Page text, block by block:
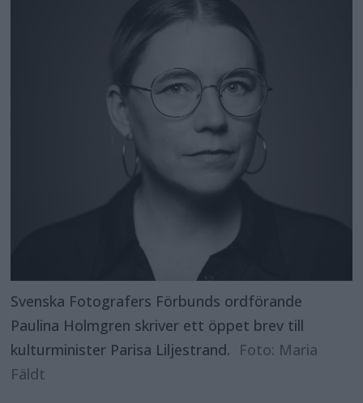
Svenska Fotografers Förbunds ordförande
Paulina Holmgren skriver ett öppet brev till
kulturminister Parisa Liljestrand. Foto: Maria
Fäldt